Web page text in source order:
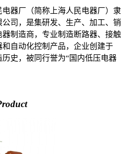
电器厂（简称上海人民电器厂）隶
司，是集研发、生产、加工、销
制造商，专业制造断路器、接触
自动化控制产品，企业创建于
史，被同行誉为“国内低压电器